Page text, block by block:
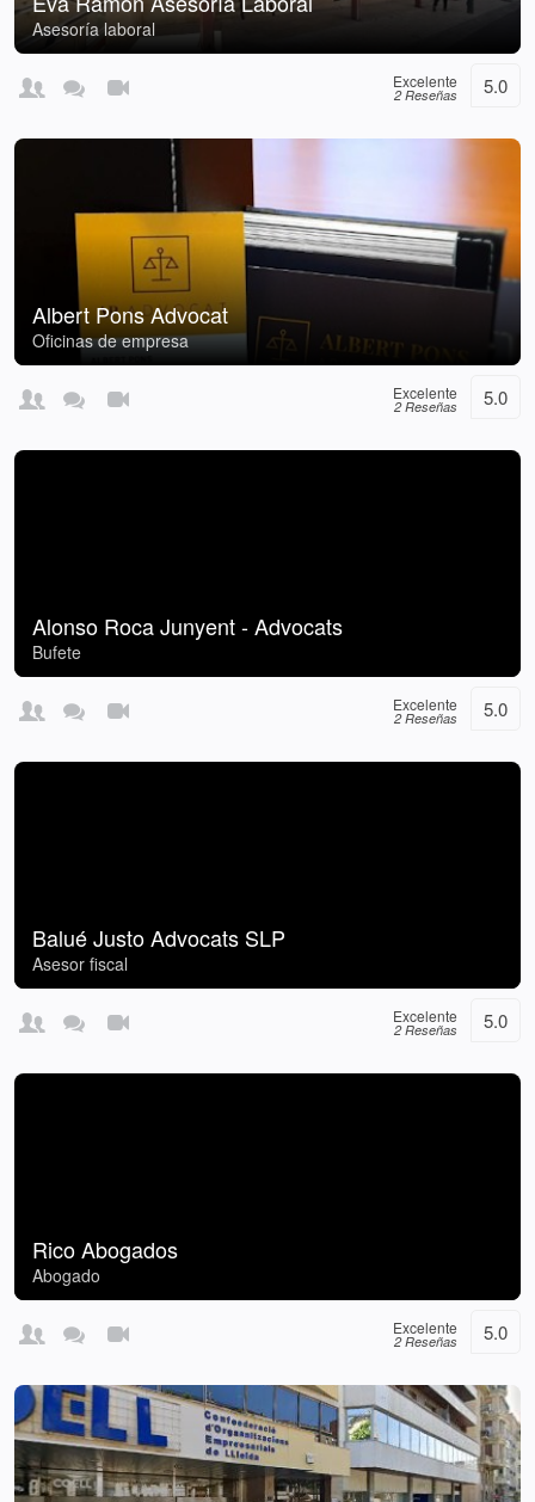
Asesoría laboral
Excelente
2 Reseñas 5.0
Albert Pons Advocat
Oficinas de empresa
Excelente
2 Reseñas 5.0
Alonso Roca Junyent - Advocats
Bufete
Excelente
2 Reseñas 5.0
Balué Justo Advocats SLP
Asesor fiscal
Excelente
2 Reseñas 5.0
Rico Abogados
Abogado
Excelente
2 Reseñas 5.0